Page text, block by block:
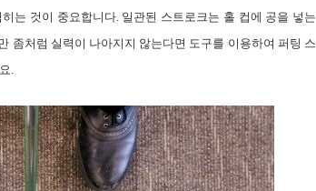
는 것이 중요합니다. 일관된 스트로크는 홀 컵에 공을 넣는
좀처럼 실력이 나아지지 않는다면 도구를 이용하여 퍼팅 스
.